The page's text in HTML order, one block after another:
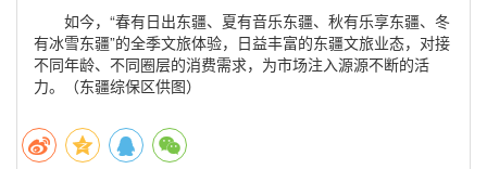
如今，“春有日出东疆、夏有音乐东疆、秋有乐享东疆、冬
有冰雪东疆”的全季文旅体验，日益丰富的东疆文旅业态，对接
不同年龄、不同圈层的消费需求，为市场注入源源不断的活
力。（东疆综保区供图）